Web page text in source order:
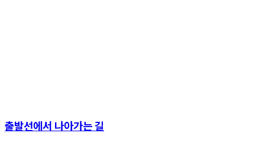
출발선에서 나아가는 길